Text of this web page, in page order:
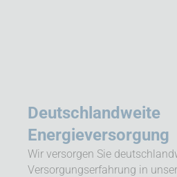
Deutschlandweite
Energieversorgung
Wir versorgen Sie
Versorgungserfahrung in